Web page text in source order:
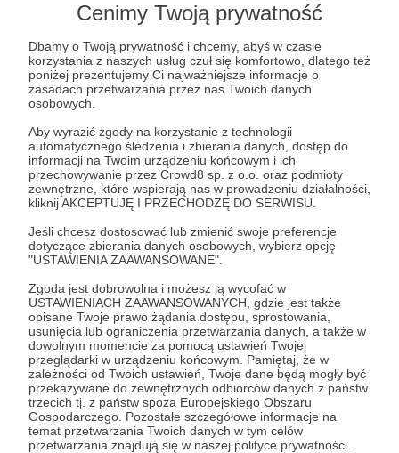
Cenimy Twoją prywatność
Dbamy o Twoją prywatność i chcemy, abyś w czasie
korzystania z naszych usług czuł się komfortowo, dlatego też
poniżej prezentujemy Ci najważniejsze informacje o
zasadach przetwarzania przez nas Twoich danych
osobowych.
Aby wyrazić zgody na korzystanie z technologii
automatycznego śledzenia i zbierania danych, dostęp do
informacji na Twoim urządzeniu końcowym i ich
przechowywanie przez Crowd8 sp. z o.o. oraz podmioty
zewnętrzne, które wspierają nas w prowadzeniu działalności,
kliknij AKCEPTUJĘ I PRZECHODZĘ DO SERWISU.
Jeśli chcesz dostosować lub zmienić swoje preferencje
dotyczące zbierania danych osobowych, wybierz opcję
"USTAWIENIA ZAAWANSOWANE".
Zgoda jest dobrowolna i możesz ją wycofać w
USTAWIENIACH ZAAWANSOWANYCH, gdzie jest także
opisane Twoje prawo żądania dostępu, sprostowania,
usunięcia lub ograniczenia przetwarzania danych, a także w
dowolnym momencie za pomocą ustawień Twojej
przeglądarki w urządzeniu końcowym. Pamiętaj, że w
zależności od Twoich ustawień, Twoje dane będą mogły być
przekazywane do zewnętrznych odbiorców danych z państw
trzecich tj. z państw spoza Europejskiego Obszaru
Gospodarczego. Pozostałe szczegółowe informacje na
temat przetwarzania Twoich danych w tym celów
przetwarzania znajdują się w naszej polityce prywatności.
Marketingowy
Słuchaj Tajny Podcast Marketingowy w aplikacji
Tajny podcast o marketingu dostępny tylko dla
patronów i patronek! Nowy odcinek raz w
miesiącu lub co dwa tygodnie, jeśli nie padnę ze
zmęczenia :D.
Zobacz profil